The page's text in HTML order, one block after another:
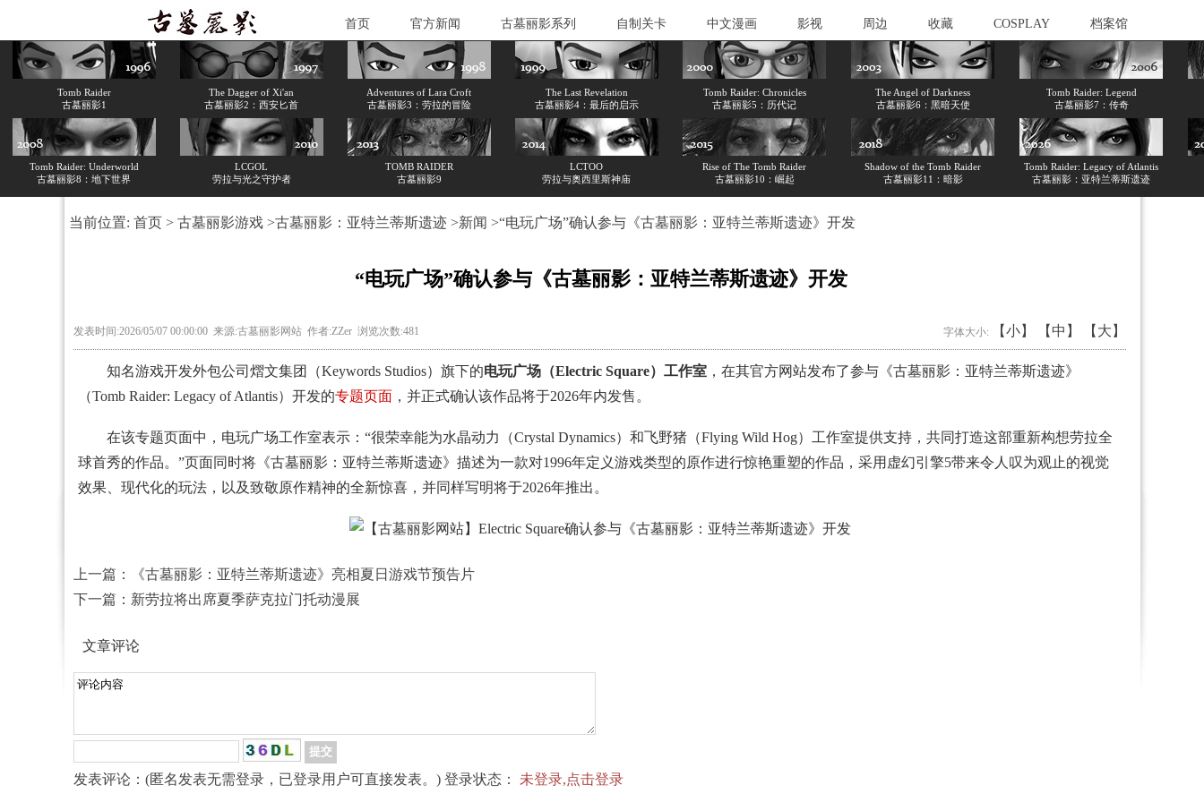
首页 官方新闻 古墓丽影系列 自制关卡 中文漫画 影视 周边 收藏 COSPLAY 档案馆
Tomb Raider
古墓丽影1
The Dagger of Xi'an
古墓丽影2：西安匕首
Adventures of Lara Croft
古墓丽影3：劳拉的冒险
The Last Revelation
古墓丽影4：最后的启示
Tomb Raider: Chronicles
古墓丽影5：历代记
The Angel of Darkness
古墓丽影6：黑暗天使
Tomb Raider: Legend
古墓丽影7：传奇
Tomb Raider: Underworld
古墓丽影8：地下世界
LCGOL
劳拉与光之守护者
TOMB RAIDER
古墓丽影9
LCTOO
劳拉与奥西里斯神庙
Rise of The Tomb Raider
古墓丽影10：崛起
Shadow of the Tomb Raider
古墓丽影11：暗影
Tomb Raider: Legacy of Atlantis
古墓丽影：亚特兰蒂斯遗迹
当前位置: 首页 > 古墓丽影游戏 >古墓丽影：亚特兰蒂斯遗迹 >新闻 >“电玩广场”确认参与《古墓丽影：亚特兰蒂斯遗迹》开发
“电玩广场”确认参与《古墓丽影：亚特兰蒂斯遗迹》开发
发表时间:2026/05/07 00:00:00 来源:古墓丽影网站 作者:ZZer 浏览次数:481 字体大小: 【小】 【中】 【大】
知名游戏开发外包公司熠文集团（Keywords Studios）旗下的电玩广场（Electric Square）工作室 ，在其官方网站发布了参与《古墓丽影：亚特兰蒂斯遗迹》
（Tomb Raider: Legacy of Atlantis）开发的专题页面 ，并正式确认该作品将于2026年内发售。
在该专题页面中，电玩广场工作室表示：“很荣幸能为水晶动力（Crystal Dynamics）和飞野猪（Flying Wild Hog）工作室提供支持，共同打造这部重新构想劳拉全
球首秀的作品。”页面同时将《古墓丽影：亚特兰蒂斯遗迹》描述为一款对1996年定义游戏类型的原作进行惊艳重塑的作品，采用虚幻引擎5带来令人叹为观止的视觉
效果、现代化的玩法，以及致敬原作精神的全新惊喜，并同样写明将于2026年推出。
上一篇：
《古墓丽影：亚特兰蒂斯遗迹》亮相夏日游戏节预告片
下一篇： 新劳拉将出席夏季萨克拉门托动漫展
文章评论
发表评论：(匿名发表无需登录，已登录用户可直接发表。) 登录状态： 未登录,点击登录